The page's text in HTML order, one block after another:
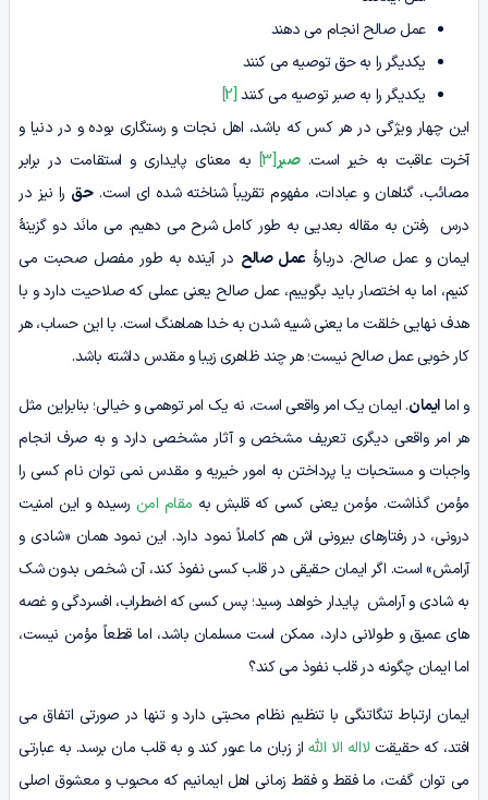
عمل صالح انجام می دهند
یکدیگر را به حق توصیه می کنند
یکدیگر را به صبر توصیه می کنند [2]
این چهار ویژگی در هر کس که باشد، اهل نجات و رستگاری بوده و در دنیا و
آخرت عاقبت به خیر است.صبر[3]
به معنای پایداری و استقامت در برابر
مصائب، گناهان و عبادات، مفهوم تقریباً شناخته شده ای است.حق را نیز در
درس رفتن به مقاله بعدیی به طور کامل شرح می دهیم. می مانَد دو گزینۀ
ایمان و عمل صالح. دربارۀ عمل صالح در آینده به طور مفصل صحبت می
کنیم، اما به اختصار باید بگوییم، عمل صالح یعنی عملی که صلاحیت دارد و با
هدف نهایی خلقت ما یعنی شبیه شدن به خدا هماهنگ است. با این حساب، هر
کار خوبی عمل صالح نیست؛ هر چند ظاهری زیبا و مقدس داشته باشد.
و اماایمان. ایمان یک امر واقعی است، نه یک امر توهمی و خیالی؛ بنابراین مثل
هر امر واقعی دیگری تعریف مشخص و آثار مشخصی دارد و به صرف انجام
واجبات و مستحبات یا پرداختن به امور خیریه و مقدس نمی توان نام کسی را
مؤمن گذاشت. مؤمن یعنی کسی که قلبش به مقام امن رسیده و این امنیت
درونی، در رفتارهای بیرونی اش هم کاملاً نمود دارد. این نمود همان «شادی و
آرامش» است. اگر ایمان حقیقی در قلب کسی نفوذ کند، آن شخص بدون شک
به شادی و آرامش پایدار خواهد رسید؛ پس کسی که اضطراب، افسردگی و غصه
های عمیق و طولانی دارد، ممکن است مسلمان باشد، اما قطعاً مؤمن نیست،
اما ایمان چگونه در قلب نفوذ می کند؟
ایمان ارتباط تنگاتنگی با تنظیم نظام محبتی دارد و تنها در صورتی اتفاق می
افتد، که حقیقت لااله الا اللهاز زبان ما عبور کند و به قلب مان برسد. به عبارتی
می توان گفت، ما فقط و فقط زمانی اهل ایمانیم که محبوب و معشوق اصلی